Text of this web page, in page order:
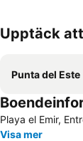
Upptäck
Punta del Este
Playa el Emir,
Visa mer